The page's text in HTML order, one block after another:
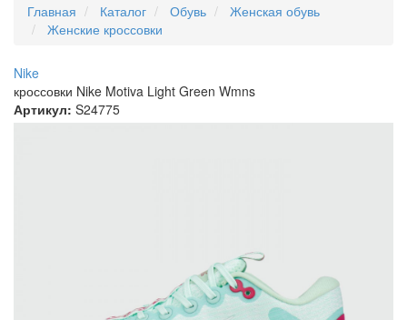
Главная
Каталог Обувь
Женская обувь
Женские кроссовки
Nike
кроссовки Nike Motiva Light Green Wmns
Артикул: S24775